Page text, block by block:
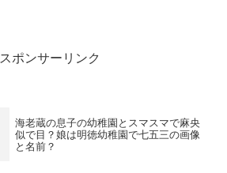
スポンサーリンク
海老蔵の息子の幼稚園とスマスマで麻央
似で目？娘は明徳幼稚園で七五三の画像
と名前？